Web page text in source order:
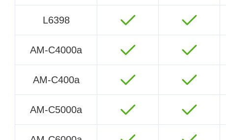
L6398
AM-C4000a
AM-C400a
AM-C5000a